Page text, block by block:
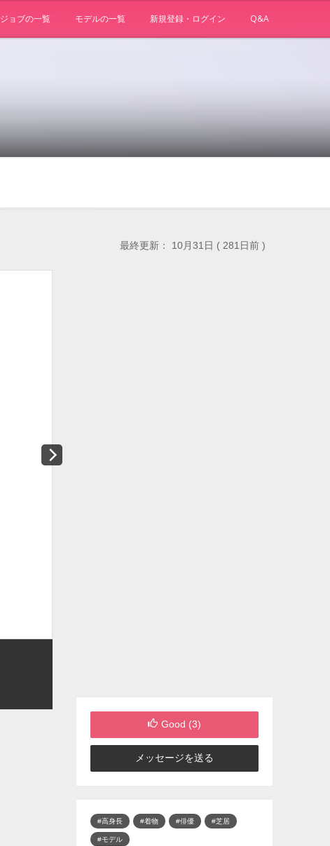
ジョブの一覧 モデルの一覧 新規登録・ログイン Q&A
最終更新： 10月31日 ( 281日前 )
Good (3)
メッセージを送る
#高身長 #着物 #俳優 #芝居
#モデル